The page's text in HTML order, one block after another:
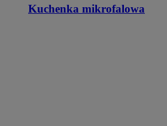
Kuchenka mikrofalowa